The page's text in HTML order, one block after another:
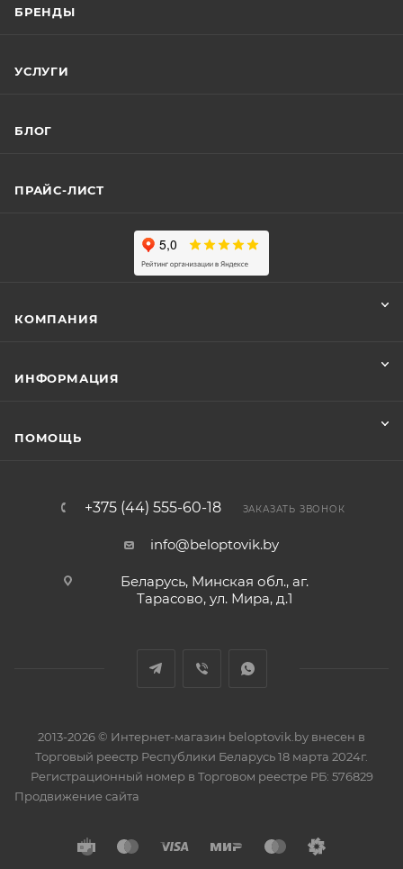
БРЕНДЫ
УСЛУГИ
БЛОГ
ПРАЙС-ЛИСТ
КОМПАНИЯ
ИНФОРМАЦИЯ
ПОМОЩЬ
+375 (44) 555-60-18 ЗАКАЗАТЬ ЗВОНОК
info@beloptovik.by
Беларусь, Минская обл., аг.
Тарасово, ул. Мира, д.1
2013-2026 © Интернет-магазин beloptovik.by внесен в
Торговый реестр Республики Беларусь 18 марта 2024г.
Регистрационный номер в Торговом реестре РБ: 576829
Продвижение сайта